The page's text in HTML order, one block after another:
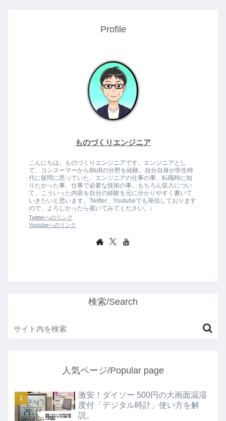
Profile
ものづくりエンジニア
こんにちは。ものづくりエンジニアです。エンジニアとし
て、コンスーマーからBtoBの分野を経験。自分自身が学生時
代に疑問に思っていた、エンジニアの仕事の事、転職時に知
りたかった事、仕事で必要な技術の事。もちろん収入につい
て、こういった内容を自分の経験を元に分かりやすく書いて
いきたいと思います。Twitter、Youtubeでも発信しております
ので、よろしかったら覗いてみてください。↓
Twitterへのリンク
Youtubeへのリンク
検索/Search
人気ページ/Popular page
激安！ダイソー 500円の大画面温湿
度付「デジタル時計」使い方を解
説。